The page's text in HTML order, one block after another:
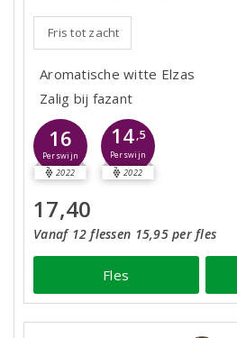
Fris tot zacht
Aromatische witte Elzas
Zalig bij fazant
16
Perswijn
2022
14,5
Perswijn
2022
17,40
Vanaf 12 flessen 15,95 per fles
Fles